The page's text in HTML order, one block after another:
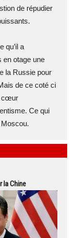
de répudier
qu’il a
en otage une
la Russie pour
de ce coté ci
cœur
Ce qui
Moscou.
la Chine